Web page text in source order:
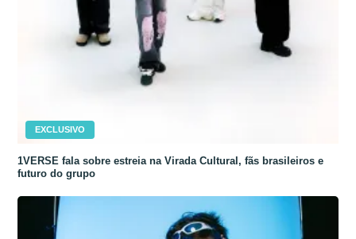
EXCLUSIVO
1VERSE fala sobre estreia na Virada Cultural, fãs brasileiros e
futuro do grupo